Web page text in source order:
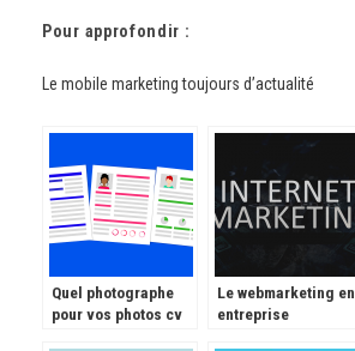
Pour approfondir :
Le mobile marketing toujours d’actualité
Quel photographe
pour vos photos cv
Le webmarketing en
entreprise